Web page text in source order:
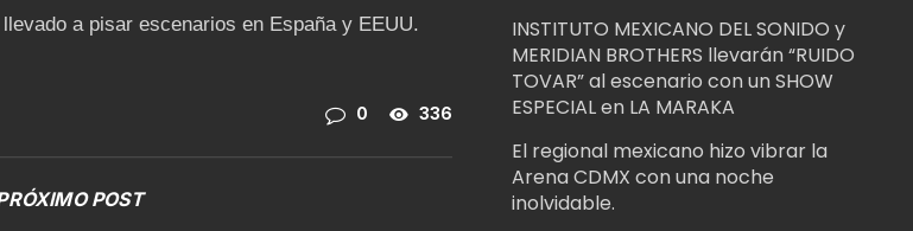
a pisar escenarios en España y EEUU.
0 336
POST
INSTITUTO MEXICANO DEL SONIDO y
MERIDIAN BROTHERS llevarán “RUIDO
TOVAR” al escenario con un SHOW
ESPECIAL en LA MARAKA
El regional mexicano hizo vibrar la
Arena CDMX con una noche
inolvidable.